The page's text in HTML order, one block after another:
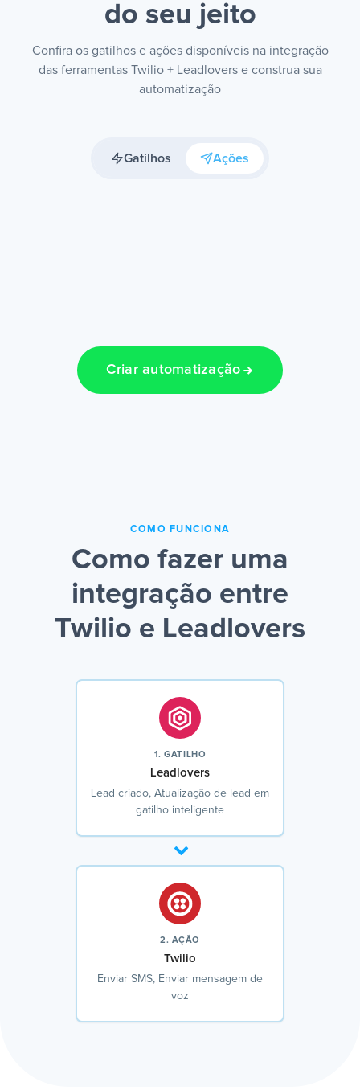
do seu jeito
Confira os gatilhos e ações disponíveis na integração
das ferramentas Twilio + Leadlovers e construa sua
automatização
Gatilhos Ações
Criar automatização
COMO FUNCIONA
Como fazer uma
integração entre
Twilio e Leadlovers
1. GATILHO
Leadlovers
Lead criado, Atualização de lead em
gatilho inteligente
2. AÇÃO
Twilio
Enviar SMS, Enviar mensagem de
voz